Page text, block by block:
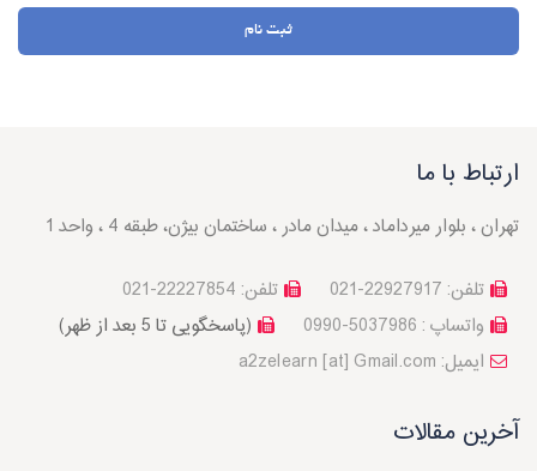
ثبت نام
ارتباط با ما
تهران ، بلوار میرداماد ، میدان مادر ، ساختمان بیژن، طبقه 4 ، واحد 1
تلفن: 22227854-021
تلفن: 22927917-021
(پاسخگویی تا 5 بعد از ظهر)
واتساپ : 5037986-0990
a2zelearn [at] Gmail.com :ایمیل
آخرین مقالات